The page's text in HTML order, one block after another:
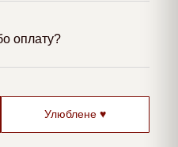
оплату?
Улюблене ♥